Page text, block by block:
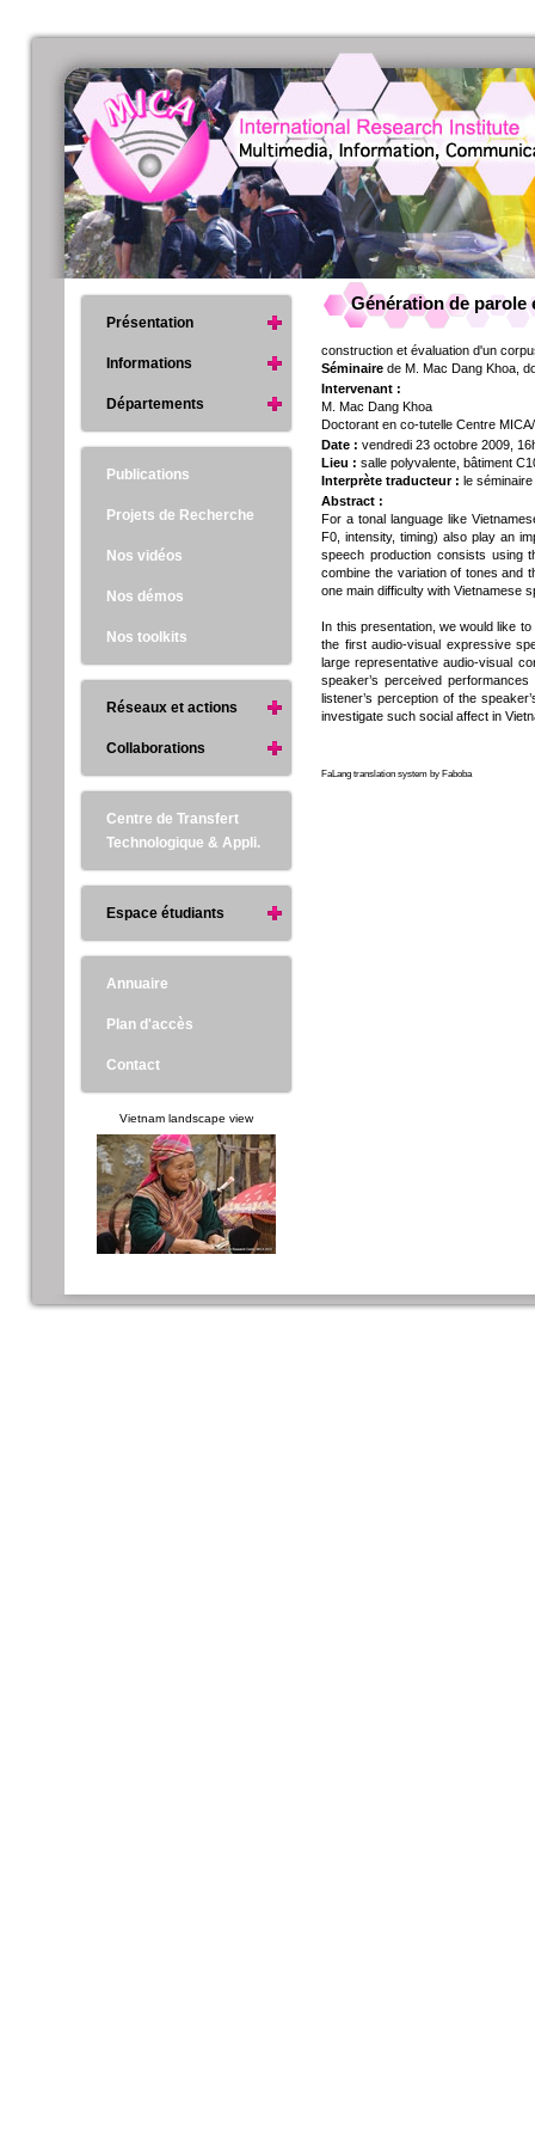
Génération de parole
construction et évaluation d'un
Séminairede M. Mac Dang Khoa,
Intervenant :
M. Mac Dang Khoa
Doctorant en co-tutelle Centre
Date : vendredi 23 octobre 2009,
Lieu : salle polyvalente, bâtiment
Interprète traducteur : le
Abstract :
For a tonal language like
F0, intensity, timing) also play an
speech production consists using
combine the variation of tones and
one main difficulty with Vietnamese
In this presentation, we would like
the first audio-visual expressive
large representative audio-visual
speaker’s perceived
listener’s perception of the
investigate such social affect in
FaLang translation system by Faboba
Présentation
Informations
Départements
Publications
Projets de Recherche
Nos vidéos
Nos démos
Nos toolkits
Réseaux et actions
Collaborations
Centre de Transfert
Technologique & Appli.
Espace étudiants
Annuaire
Plan d'accès
Contact
Vietnam landscape view